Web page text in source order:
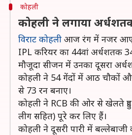
कोहली
कोहली ने लगाया
विराट कोहली आज रंग में नजर
IPL करियर का 44वां अर्धशतक
मौजूदा सीजन में उनका दूसरा
कोहली ने 54 गेंदों में आठ चौकों
से 73 रन बनाए।
कोहली ने RCB की ओर से खेलते
लीग सहित) पूरे कर लिए हैं।
कोहली ने दूसरी पारी में